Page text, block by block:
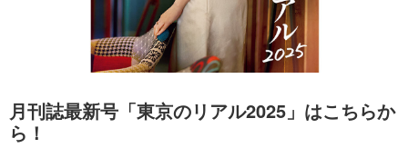
月刊誌最新号「東京のリアル2025」はこちらか
ら！